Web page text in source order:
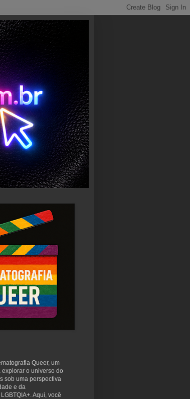
Queer, um
o universo do
sob uma perspectiva
e da
Aqui, você